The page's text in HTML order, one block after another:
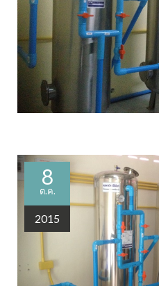
8
ต.ค.
2015